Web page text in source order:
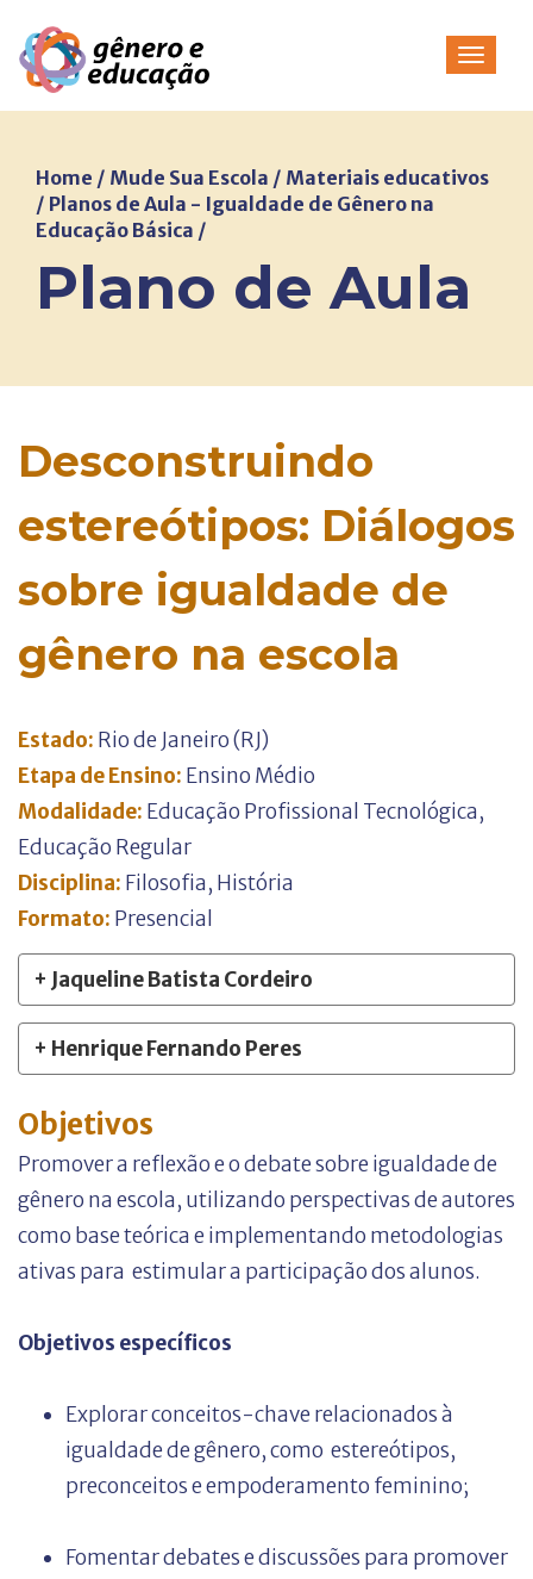
Pular
para
o
conteúdo
Home / Mude Sua Escola / Materiais educativos
/ Planos de Aula - Igualdade de Gênero na
Educação Básica /
Plano de Aula
Desconstruindo
estereótipos: Diálogos
sobre igualdade de
gênero na escola
Estado: Rio de Janeiro (RJ)
Etapa de Ensino: Ensino Médio
Modalidade: Educação Profissional Tecnológica,
Educação Regular
Disciplina: Filosofia, História
Formato: Presencial
+ Jaqueline Batista Cordeiro
+ Henrique Fernando Peres
Objetivos
Promover a reflexão e o debate sobre igualdade de
gênero na escola, utilizando perspectivas de autores
como base teórica e implementando metodologias
ativas para estimular a participação dos alunos.
Objetivos específicos
Explorar conceitos-chave relacionados à
igualdade de gênero, como estereótipos,
preconceitos e empoderamento feminino;
Fomentar debates e discussões para promover